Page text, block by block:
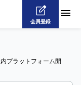
会員登録
プラットフォーム開